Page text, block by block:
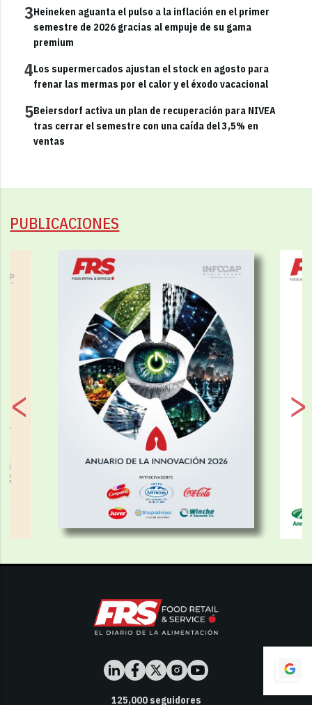
3Heineken aguanta el pulso a la inflación en el primer
semestre de 2026 gracias al empuje de su gama
premium
4Los supermercados ajustan el stock en agosto para
frenar las mermas por el calor y el éxodo vacacional
5Beiersdorf activa un plan de recuperación para NIVEA
tras cerrar el semestre con una caída del 3,5% en
ventas
PUBLICACIONES
125,000seguidores